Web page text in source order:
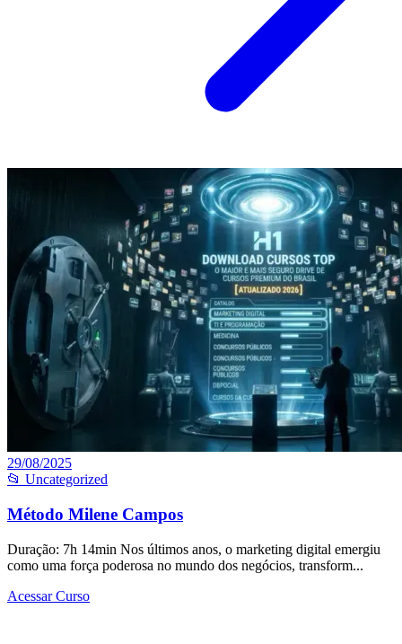
29/08/2025
📂 Uncategorized
Método Milene Campos
Duração: 7h 14min Nos últimos anos, o marketing digital emergiu
como uma força poderosa no mundo dos negócios, transform...
Acessar Curso